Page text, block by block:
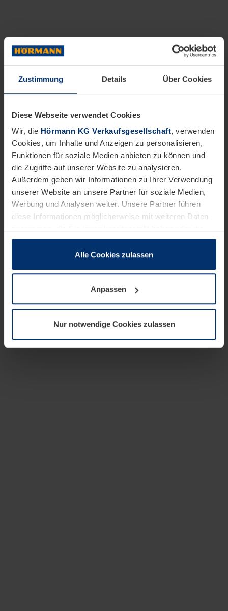
Zustimmung Details Über Cookies
Diese Webseite verwendet Cookies
Wir, die Hörmann KG Verkaufsgesellschaft, verwenden
Cookies, um Inhalte und Anzeigen zu personalisieren,
Funktionen für soziale Medien anbieten zu können und
die Zugriffe auf unserer Website zu analysieren.
Außerdem geben wir Informationen zu Ihrer Verwendung
unserer Website an unsere Partner für soziale Medien,
Werbung und Analysen weiter. Unsere Partner führen
diese Informationen möglicherweise mit weiteren Daten
sie im Rahmen Ihrer Nutzung der Dienste gesammelt
wenn diese für den Betrieb dieser Seite unbedingt
notwendig sind. Für alle anderen Cookie-Typen benötigen
wir Ihre Erlaubnis. Ihre Einwilligung können Sie jederzeit
Datenschutzerklärungunserer Website ändern oder
widerrufen.
Alle Cookies zulassen
Anpassen
Nur notwendige Cookies zulassen